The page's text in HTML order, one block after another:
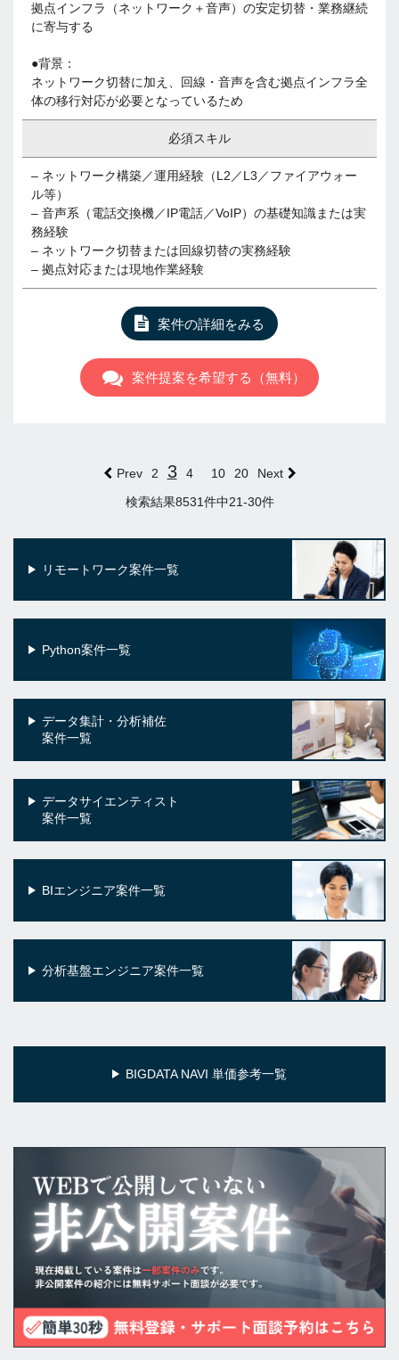
拠点インフラ（ネットワーク＋音声）の安定切替・業務継続
に寄与する
●背景：
ネットワーク切替に加え、回線・音声を含む拠点インフラ全
体の移行対応が必要となっているため
必須スキル
– ネットワーク構築／運用経験（L2／L3／ファイアウォー
ル等）
– 音声系（電話交換機／IP電話／VoIP）の基礎知識または実
務経験
– ネットワーク切替または回線切替の実務経験
– 拠点対応または現地作業経験
案件の詳細をみる
案件提案を希望する（無料）
Prev 2 3 4 10 20 Next
検索結果8531件中21-30件
リモートワーク案件一覧
Python案件一覧
データ集計・分析補佐
案件一覧
データサイエンティスト
案件一覧
BIエンジニア案件一覧
分析基盤エンジニア案件一覧
BIGDATA NAVI 単価参考一覧